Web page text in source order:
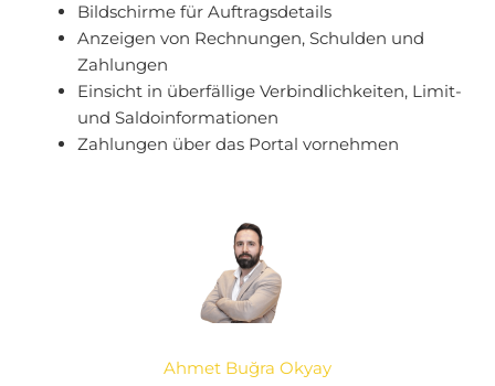
Bildschirme für Auftragsdetails
Anzeigen von Rechnungen, Schulden und
Zahlungen
Einsicht in überfällige Verbindlichkeiten, Limit-
und Saldoinformationen
Zahlungen über das Portal vornehmen
Ahmet Buğra Okyay